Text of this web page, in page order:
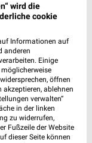
7,5 km
26.09.
wird die
cookie
Informationen auf
anderen
Einige
öffnen
akzeptieren, ablehnen
verwalten“
in der linken
zu widerrufen,
Fußzeile der Website
dieser Seite können